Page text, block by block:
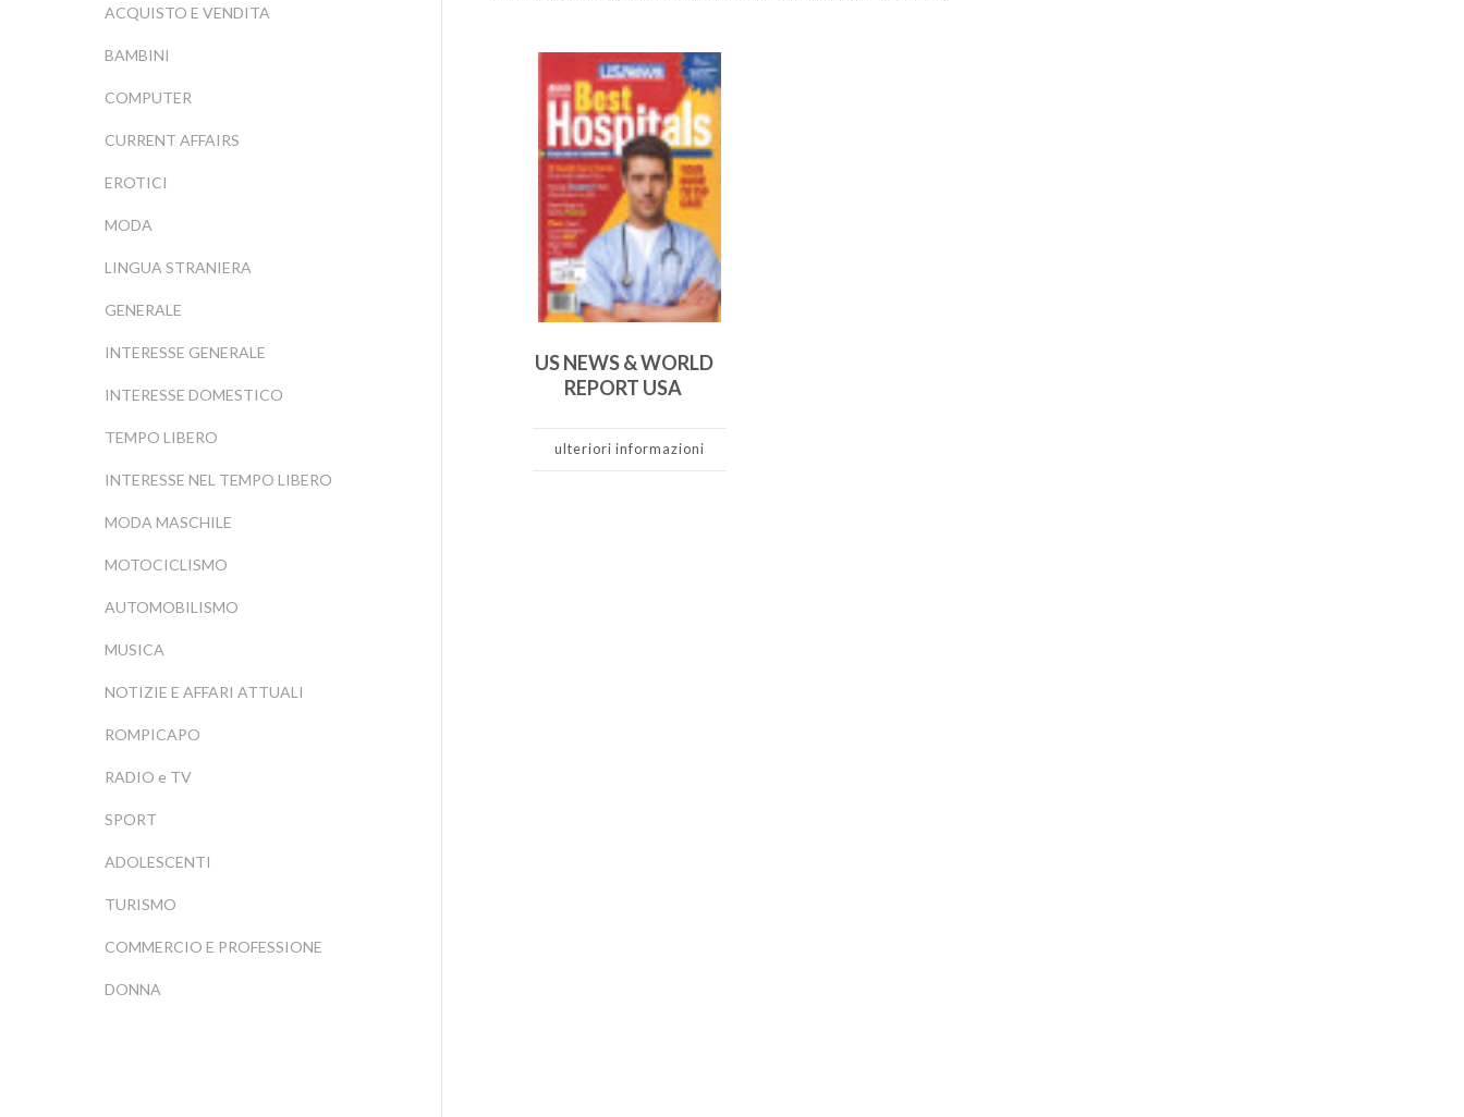
US NEWS & WORLD
REPORT USA
ulteriori informazioni
ACQUISTO E VENDITA
BAMBINI
COMPUTER
CURRENT AFFAIRS
EROTICI
MODA
LINGUA STRANIERA
GENERALE
INTERESSE GENERALE
INTERESSE DOMESTICO
TEMPO LIBERO
INTERESSE NEL TEMPO LIBERO
MODA MASCHILE
MOTOCICLISMO
AUTOMOBILISMO
MUSICA
NOTIZIE E AFFARI ATTUALI
ROMPICAPO
RADIO e TV
SPORT
ADOLESCENTI
TURISMO
COMMERCIO E PROFESSIONE
DONNA